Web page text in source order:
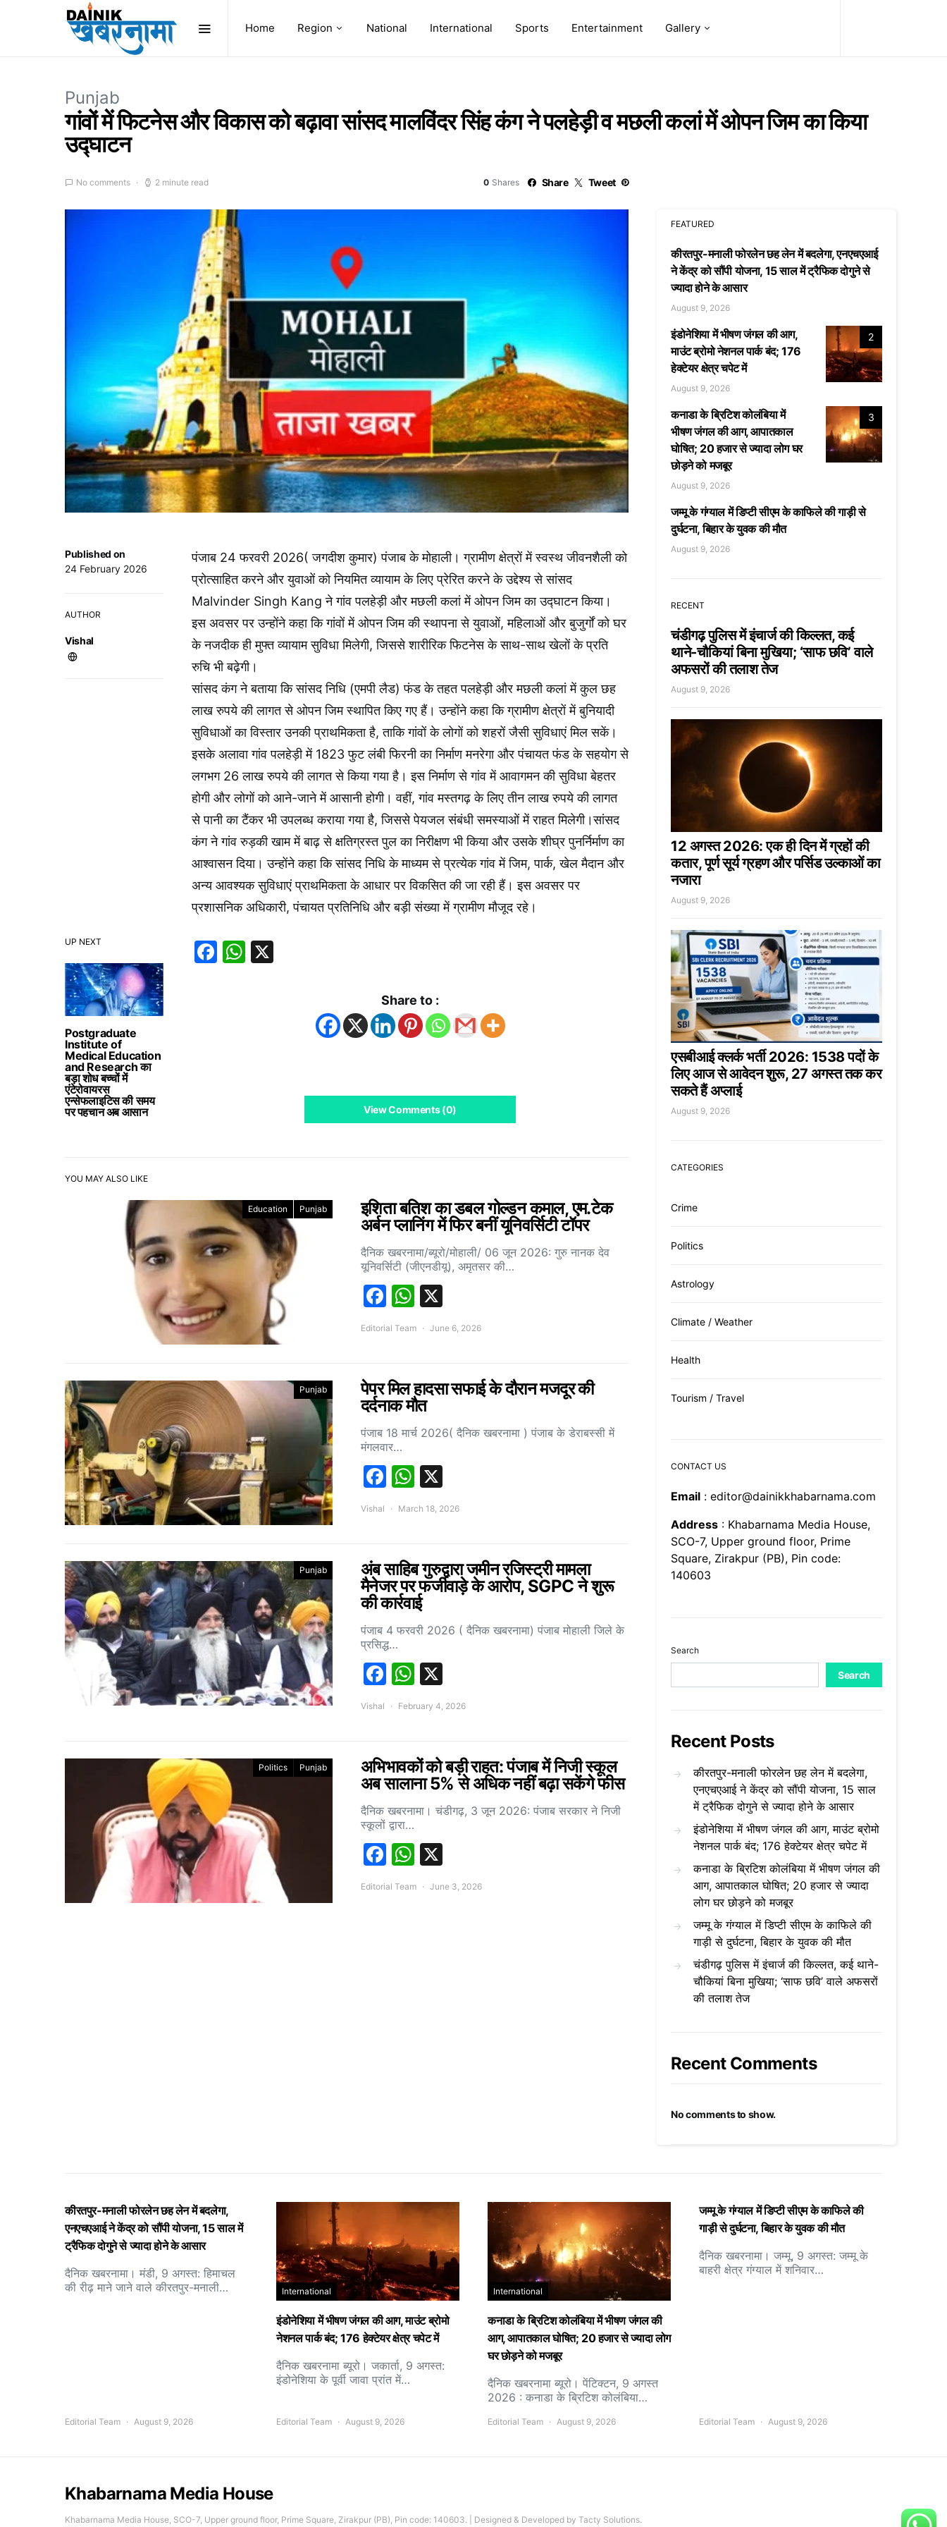
Home Region National International Sports Entertainment Gallery
Punjab
गांवों में फिटनेस और विकास को बढ़ावा सांसद मालविंदर सिंह कंग ने पलहेड़ी व मछली कलां में ओपन जिम का किया
उद्घाटन
No comments 2 minute read 0 Shares Share Tweet
UP NEXT
Postgraduate
Institute of
Medical Education
and Research का
बड़ा शोध बच्चों में
एंटेरोवायरस
एन्सेफलाइटिस की समय
पर पहचान अब आसान
Published on
24 February 2026
AUTHOR
Vishal
पंजाब 24 फरवरी 2026( जगदीश कुमार) पंजाब के मोहाली। ग्रामीण क्षेत्रों में स्वस्थ जीवनशैली को
प्रोत्साहित करने और युवाओं को नियमित व्यायाम के लिए प्रेरित करने के उद्देश्य से सांसद
Malvinder Singh Kang ने गांव पलहेड़ी और मछली कलां में ओपन जिम का उद्घाटन किया।
इस अवसर पर उन्होंने कहा कि गांवों में ओपन जिम की स्थापना से युवाओं, महिलाओं और बुजुर्गों को घर
के नजदीक ही मुफ्त व्यायाम सुविधा मिलेगी, जिससे शारीरिक फिटनेस के साथ-साथ खेलों के प्रति
रुचि भी बढ़ेगी।
सांसद कंग ने बताया कि सांसद निधि (एमपी लैड) फंड के तहत पलहेड़ी और मछली कलां में कुल छह
लाख रुपये की लागत से ओपन जिम स्थापित किए गए हैं। उन्होंने कहा कि ग्रामीण क्षेत्रों में बुनियादी
सुविधाओं का विस्तार उनकी प्राथमिकता है, ताकि गांवों के लोगों को शहरों जैसी सुविधाएं मिल सकें।
इसके अलावा गांव पलहेड़ी में 1823 फुट लंबी फिरनी का निर्माण मनरेगा और पंचायत फंड के सहयोग से
लगभग 26 लाख रुपये की लागत से किया गया है। इस निर्माण से गांव में आवागमन की सुविधा बेहतर
होगी और लोगों को आने-जाने में आसानी होगी। वहीं, गांव मस्तगढ़ के लिए तीन लाख रुपये की लागत
से पानी का टैंकर भी उपलब्ध कराया गया है, जिससे पेयजल संबंधी समस्याओं में राहत मिलेगी।सांसद
कंग ने गांव रुड़की खाम में बाढ़ से क्षतिग्रस्त पुल का निरीक्षण भी किया और उसके शीघ्र पुनर्निर्माण का
आश्वासन दिया। उन्होंने कहा कि सांसद निधि के माध्यम से प्रत्येक गांव में जिम, पार्क, खेल मैदान और
अन्य आवश्यक सुविधाएं प्राथमिकता के आधार पर विकसित की जा रही हैं। इस अवसर पर
प्रशासनिक अधिकारी, पंचायत प्रतिनिधि और बड़ी संख्या में ग्रामीण मौजूद रहे।
Facebook
WhatsApp
Share to :
View Comments (0)
YOU MAY ALSO LIKE
Education Punjab
इशिता बतिश का डबल गोल्डन कमाल, एम.टेक
अर्बन प्लानिंग में फिर बनीं यूनिवर्सिटी टॉपर
दैनिक खबरनामा/ब्यूरो/मोहाली/ 06 जून 2026: गुरु नानक देव
यूनिवर्सिटी (जीएनडीयू), अमृतसर की…
Facebook
WhatsApp
Editorial Team June 6, 2026
Punjab
पेपर मिल हादसा सफाई के दौरान मजदूर की
दर्दनाक मौत
पंजाब 18 मार्च 2026( दैनिक खबरनामा ) पंजाब के डेराबस्सी में
मंगलवार…
Facebook
WhatsApp
Vishal March 18, 2026
Punjab
अंब साहिब गुरुद्वारा जमीन रजिस्ट्री मामला
मैनेजर पर फर्जीवाड़े के आरोप, SGPC ने शुरू
की कार्रवाई
पंजाब 4 फरवरी 2026 ( दैनिक खबरनामा) पंजाब मोहाली जिले के
प्रसिद्ध…
Facebook
WhatsApp
Vishal February 4, 2026
Politics Punjab
अभिभावकों को बड़ी राहत: पंजाब में निजी स्कूल
अब सालाना 5% से अधिक नहीं बढ़ा सकेंगे फीस
दैनिक खबरनामा। चंडीगढ़, 3 जून 2026: पंजाब सरकार ने निजी
स्कूलों द्वारा…
Facebook
WhatsApp
Editorial Team June 3, 2026
FEATURED
कीरतपुर-मनाली फोरलेन छह लेन में बदलेगा, एनएचएआई
ने केंद्र को सौंपी योजना, 15 साल में ट्रैफिक दोगुने से
ज्यादा होने के आसार
August 9, 2026
2
इंडोनेशिया में भीषण जंगल की आग,
माउंट ब्रोमो नेशनल पार्क बंद; 176
हेक्टेयर क्षेत्र चपेट में
August 9, 2026
3
कनाडा के ब्रिटिश कोलंबिया में
भीषण जंगल की आग, आपातकाल
घोषित; 20 हजार से ज्यादा लोग घर
छोड़ने को मजबूर
August 9, 2026
जम्मू के गंग्याल में डिप्टी सीएम के काफिले की गाड़ी से
दुर्घटना, बिहार के युवक की मौत
August 9, 2026
RECENT
चंडीगढ़ पुलिस में इंचार्ज की किल्लत, कई
थाने-चौकियां बिना मुखिया; ‘साफ छवि’ वाले
अफसरों की तलाश तेज
August 9, 2026
12 अगस्त 2026: एक ही दिन में ग्रहों की
कतार, पूर्ण सूर्य ग्रहण और पर्सिड उल्काओं का
नजारा
August 9, 2026
एसबीआई क्लर्क भर्ती 2026: 1538 पदों के
लिए आज से आवेदन शुरू, 27 अगस्त तक कर
सकते हैं अप्लाई
August 9, 2026
CATEGORIES
Crime
Politics
Astrology
Climate / Weather
Health
Tourism / Travel
CONTACT US
Email : editor@dainikkhabarnama.com
Address : Khabarnama Media House,
SCO-7, Upper ground floor, Prime
Square, Zirakpur (PB), Pin code:
140603
Search
Search
Recent Posts
कीरतपुर-मनाली फोरलेन छह लेन में बदलेगा,
एनएचएआई ने केंद्र को सौंपी योजना, 15 साल
में ट्रैफिक दोगुने से ज्यादा होने के आसार
इंडोनेशिया में भीषण जंगल की आग, माउंट ब्रोमो
नेशनल पार्क बंद; 176 हेक्टेयर क्षेत्र चपेट में
कनाडा के ब्रिटिश कोलंबिया में भीषण जंगल की
आग, आपातकाल घोषित; 20 हजार से ज्यादा
लोग घर छोड़ने को मजबूर
जम्मू के गंग्याल में डिप्टी सीएम के काफिले की
गाड़ी से दुर्घटना, बिहार के युवक की मौत
चंडीगढ़ पुलिस में इंचार्ज की किल्लत, कई थाने-
चौकियां बिना मुखिया; ‘साफ छवि’ वाले अफसरों
की तलाश तेज
Recent Comments
No comments to show.
कीरतपुर-मनाली फोरलेन छह लेन में बदलेगा,
एनएचएआई ने केंद्र को सौंपी योजना, 15 साल में
ट्रैफिक दोगुने से ज्यादा होने के आसार
दैनिक खबरनामा। मंडी, 9 अगस्त: हिमाचल
की रीढ़ माने जाने वाले कीरतपुर-मनाली…
Editorial Team August 9, 2026
International
इंडोनेशिया में भीषण जंगल की आग, माउंट ब्रोमो
नेशनल पार्क बंद; 176 हेक्टेयर क्षेत्र चपेट में
दैनिक खबरनामा ब्यूरो। जकार्ता, 9 अगस्त:
इंडोनेशिया के पूर्वी जावा प्रांत में…
Editorial Team August 9, 2026
International
कनाडा के ब्रिटिश कोलंबिया में भीषण जंगल की
आग, आपातकाल घोषित; 20 हजार से ज्यादा लोग
घर छोड़ने को मजबूर
दैनिक खबरनामा ब्यूरो। पेंटिक्टन, 9 अगस्त
2026 : कनाडा के ब्रिटिश कोलंबिया…
Editorial Team August 9, 2026
जम्मू के गंग्याल में डिप्टी सीएम के काफिले की
गाड़ी से दुर्घटना, बिहार के युवक की मौत
दैनिक खबरनामा। जम्मू, 9 अगस्त: जम्मू के
बाहरी क्षेत्र गंग्याल में शनिवार…
Editorial Team August 9, 2026
Khabarnama Media House
Khabarnama Media House, SCO-7, Upper ground floor, Prime Square, Zirakpur (PB), Pin code: 140603. | Designed & Developed by Tacty Solutions.